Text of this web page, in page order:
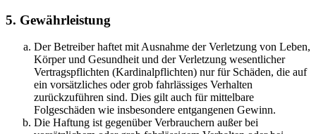
5. Gewährleistung
Der Betreiber haftet mit Ausnahme der Verletzung von Leben,
Körper und Gesundheit und der Verletzung wesentlicher
Vertragspflichten (Kardinalpflichten) nur für Schäden, die auf
ein vorsätzliches oder grob fahrlässiges Verhalten
zurückzuführen sind. Dies gilt auch für mittelbare
Folgeschäden wie insbesondere entgangenen Gewinn.
Die Haftung ist gegenüber Verbrauchern außer bei